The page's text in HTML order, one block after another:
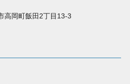
高岡町飯田2丁目13-3